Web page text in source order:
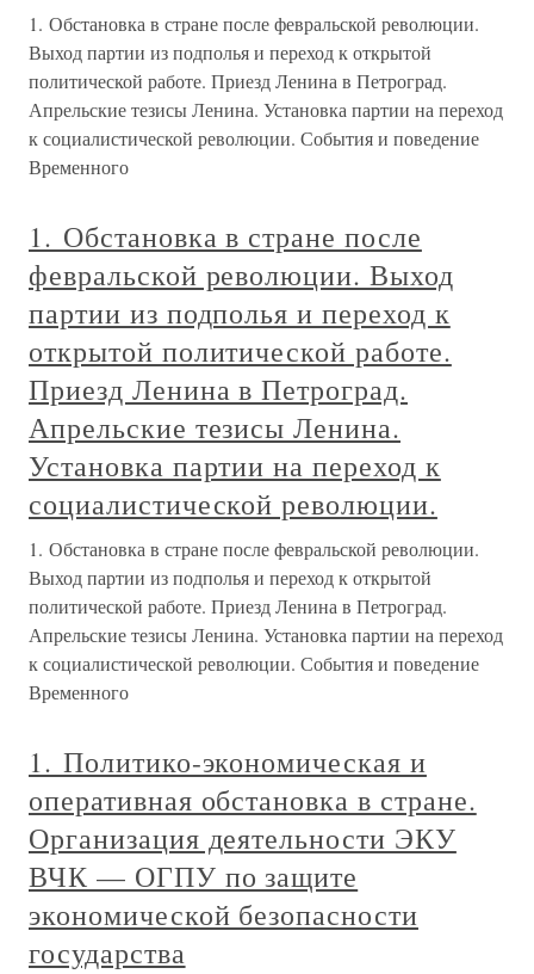
1. Обстановка в стране после февральской революции.
Выход партии из подполья и переход к открытой
политической работе. Приезд Ленина в Петроград.
Апрельские тезисы Ленина. Установка партии на переход
к социалистической революции. События и поведение
Временного
1. Обстановка в стране после
февральской революции. Выход
партии из подполья и переход к
открытой политической работе.
Приезд Ленина в Петроград.
Апрельские тезисы Ленина.
Установка партии на переход к
социалистической революции.
1. Обстановка в стране после февральской революции.
Выход партии из подполья и переход к открытой
политической работе. Приезд Ленина в Петроград.
Апрельские тезисы Ленина. Установка партии на переход
к социалистической революции. События и поведение
Временного
1. Политико-экономическая и
оперативная обстановка в стране.
Организация деятельности ЭКУ
ВЧК — ОГПУ по защите
экономической безопасности
государства